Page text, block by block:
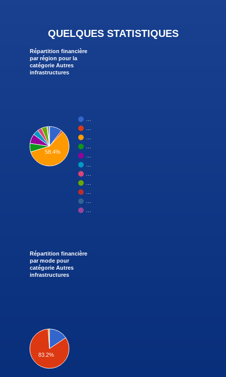
QUELQUES STATISTIQUES
Répartition financière
par région pour la
catégorie Autres
infrastructures
…
…
…
…
…
…
…
…
…
…
…
58.4%
Répartition financière
par mode pour
catégorie Autres
infrastructures
83.2%